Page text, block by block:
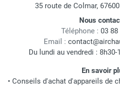
35 route de Colmar,
Nous
Téléphone : 03 88
Email :
Du lundi au vendredi : 8h30-
En savoir
• Conseils d'achat d'appareils de